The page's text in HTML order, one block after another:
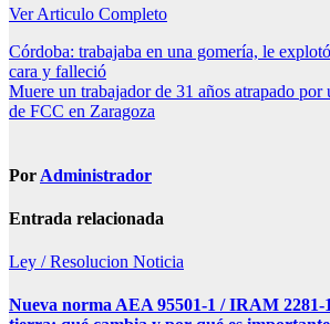
Ver Articulo Completo
Navegación
de
entradas
Córdoba: trabajaba en una gomería, le
cara y falleció
Muere un trabajador de 31 años atrapado
de FCC en Zaragoza
Por Administrador
Entrada relacionada
Ley / Resolucion Noticia
Nueva norma AEA 95501-1 / IRAM 2281-